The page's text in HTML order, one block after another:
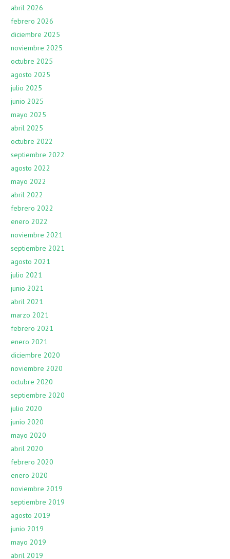
abril 2026
febrero 2026
diciembre 2025
noviembre 2025
octubre 2025
agosto 2025
julio 2025
junio 2025
mayo 2025
abril 2025
octubre 2022
septiembre 2022
agosto 2022
mayo 2022
abril 2022
febrero 2022
enero 2022
noviembre 2021
septiembre 2021
agosto 2021
julio 2021
junio 2021
abril 2021
marzo 2021
febrero 2021
enero 2021
diciembre 2020
noviembre 2020
octubre 2020
septiembre 2020
julio 2020
junio 2020
mayo 2020
abril 2020
febrero 2020
enero 2020
noviembre 2019
septiembre 2019
agosto 2019
junio 2019
mayo 2019
abril 2019